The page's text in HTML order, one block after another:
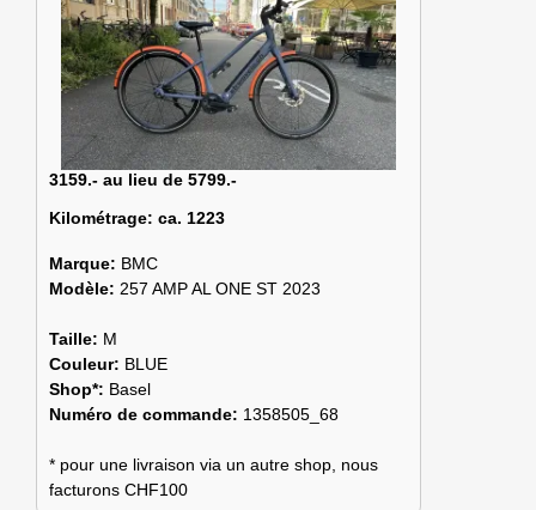
3159.- au lieu de 5799.-
Kilométrage: ca. 1223
Marque: BMC
Modèle: 257 AMP AL ONE ST 2023
Taille: M
Couleur: BLUE
Shop*: Basel
Numéro de commande: 1358505_68
* pour une livraison via un autre shop, nous
facturons CHF100